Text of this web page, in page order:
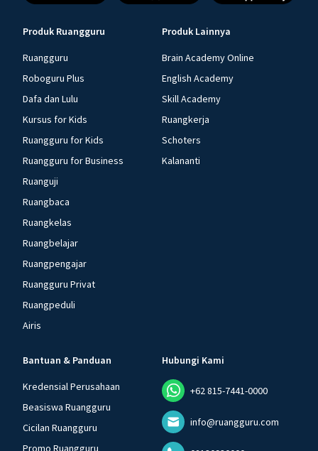
Produk Ruangguru
Ruangguru
Roboguru Plus
Dafa dan Lulu
Kursus for Kids
Ruangguru for Kids
Ruangguru for Business
Ruanguji
Ruangbaca
Ruangkelas
Ruangbelajar
Ruangpengajar
Ruangguru Privat
Ruangpeduli
Airis
Produk Lainnya
Brain Academy Online
English Academy
Skill Academy
Ruangkerja
Schoters
Kalananti
Bantuan & Panduan
Kredensial Perusahaan
Beasiswa Ruangguru
Cicilan Ruangguru
Promo Ruangguru
Hubungi Kami
+62 815-7441-0000
info@ruangguru.com